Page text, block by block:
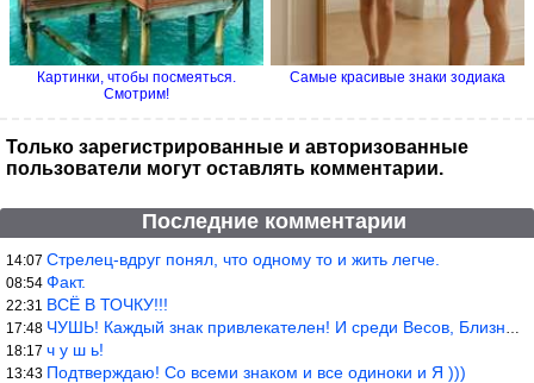
Картинки, чтобы посмеяться.
Смотрим!
Самые красивые знаки зодиака
Только зарегистрированные и авторизованные
пользователи могут оставлять комментарии.
Последние комментарии
14:07 Стрелец-вдруг понял, что одному то и жить легче.
08:54 Факт.
22:31 ВСЁ В ТОЧКУ!!!
17:48 ЧУШЬ! Каждый знак привлекателен! И среди Весов, Близнецов встреч
18:17 ч у ш ь!
13:43 Подтверждаю! Со всеми знаком и все одиноки и Я )))